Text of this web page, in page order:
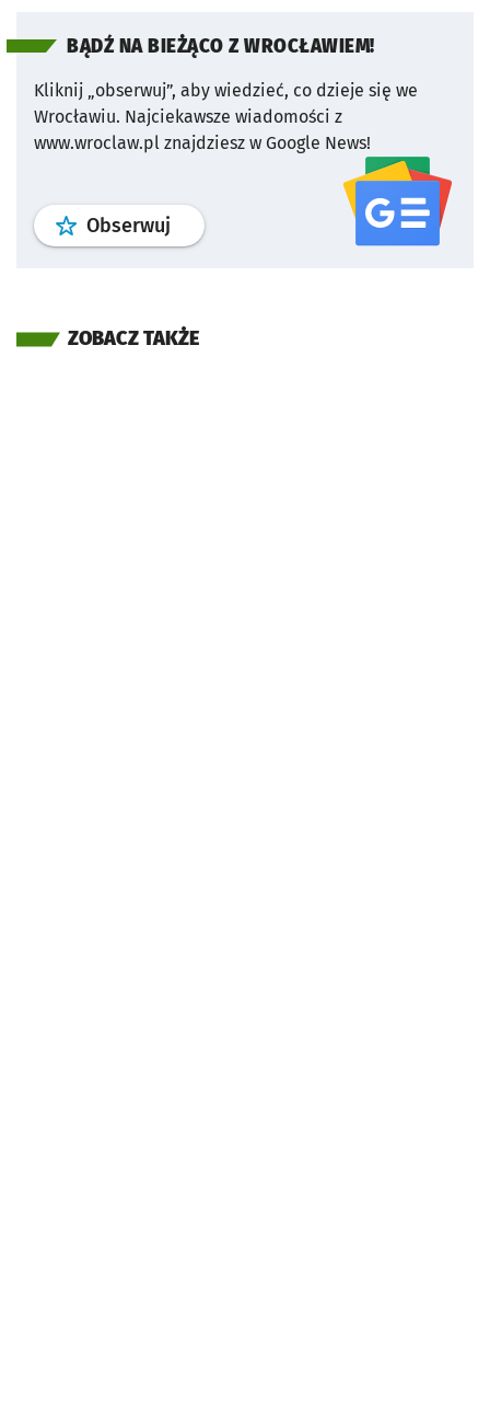
BĄDŹ NA BIEŻĄCO Z WROCŁAWIEM!
Kliknij „obserwuj”, aby wiedzieć, co dzieje się we
Wrocławiu. Najciekawsze wiadomości z
www.wroclaw.pl znajdziesz w Google News!
Obserwuj profil serwisu
ZOBACZ TAKŻE